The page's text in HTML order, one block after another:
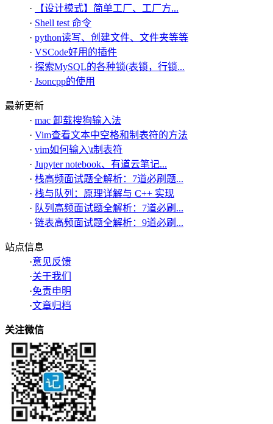
·
【设计模式】简单工厂、工厂方...
· Shell test 命令
· python读写、创建文件、文件夹等等
· VSCode好用的插件
· 探索MySQL的各种锁(表锁，行锁...
· Jsoncpp的使用
最新更新
· mac 卸载搜狗输入法
· Vim查看文本中空格和制表符的方法
· vim如何输入\t制表符
· Jupyter notebook、有道云笔记...
· 栈高频面试题全解析：7道必刷题...
· 栈与队列：原理详解与 C++ 实现
· 队列高频面试题全解析：7道必刷...
· 链表高频面试题全解析：9道必刷...
站点信息
·意见反馈
·关于我们
·免责申明
·文章归档
关注微信